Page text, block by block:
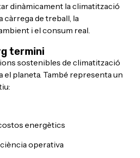
dinàmicament la climatització
càrrega de treball, la
i el consum real.
termini
sostenibles de climatització
el planeta. També representa un
energètics
operativa